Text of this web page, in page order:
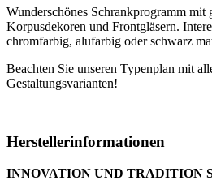
Wunderschönes Schrankprogramm mit
Korpusdekoren und Frontgläsern.
chromfarbig, alufarbig oder schwarz
Beachten Sie unseren Typenplan mit
Gestaltungsvarianten!
Herstellerinformationen
INNOVATION UND TRADITION